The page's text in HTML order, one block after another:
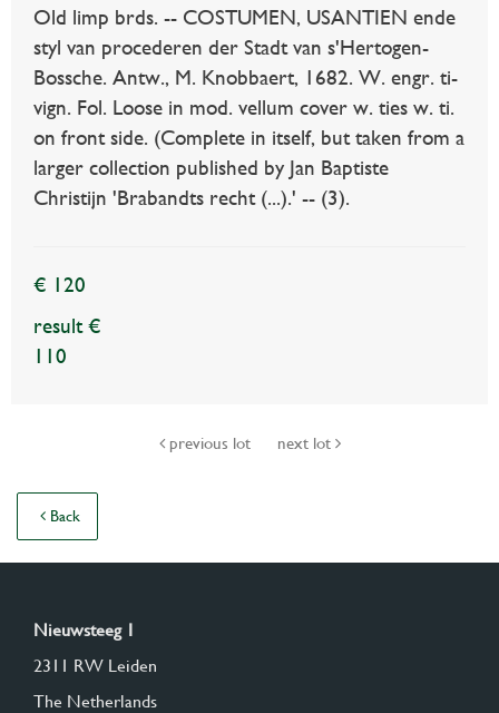
Old limp brds. -- COSTUMEN, USANTIEN ende
styl van procederen der Stadt van s'Hertogen-
Bossche. Antw., M. Knobbaert, 1682. W. engr. ti-
vign. Fol. Loose in mod. vellum cover w. ties w. ti.
on front side. (Complete in itself, but taken from a
larger collection published by Jan Baptiste
Christijn 'Brabandts recht (...).' -- (3).
€ 120
result €
110
previous lot next lot
Back
Nieuwsteeg 1
2311 RW Leiden
The Netherlands